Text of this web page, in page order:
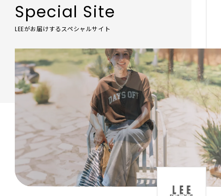
Special Site
LEEがお届けするスペシャルサイト